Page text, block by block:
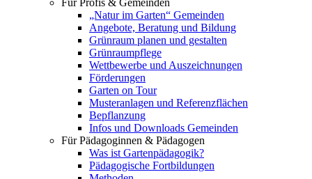
Für Profis & Gemeinden
„Natur im Garten“ Gemeinden
Angebote, Beratung und Bildung
Grünraum planen und gestalten
Grünraumpflege
Wettbewerbe und Auszeichnungen
Förderungen
Garten on Tour
Musteranlagen und Referenzflächen
Bepflanzung
Infos und Downloads Gemeinden
Für Pädagoginnen & Pädagogen
Was ist Gartenpädagogik?
Pädagogische Fortbildungen